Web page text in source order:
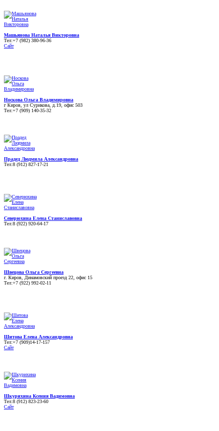
Машьянова Наталья Викторовна
Тел:+7 (982) 380-96-36
Сайт
Носкова Ольга Владимировна
г Киров, ул Сурикова, д.19, офис 503
Тел:+7 (909) 140-35-32
Прадед Людмила Александровна
Тел:8 (912) 827-17-21
Северюхина Елена Станиславовна
Тел:8 (922) 920-64-17
Швецова Ольга Сергеевна
г. Киров, Динамовский проезд 22, офис 15
Тел:+7 (922) 992-02-11
Шитова Елена Александровна
Тел:+7 (909)14-17-157
Сайт
Шкурихина Ксения Вадимовна
Тел:8 (912) 823-23-60
Сайт